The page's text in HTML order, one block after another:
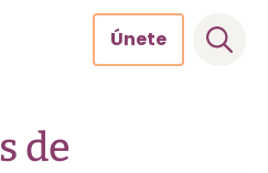
Únete
de